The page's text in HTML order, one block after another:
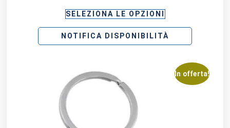
SELEZIONA LE OPZIONI
NOTIFICA DISPONIBILITÀ
In offerta!